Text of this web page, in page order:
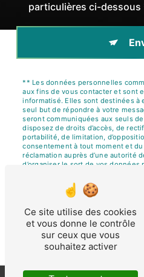
particulières ci-dessous
** Les données personnelles
aux fins de vous contacter et sont
informatisé. Elles sont destinées à
seul but de répondre à votre
seront communiquées aux seuls
disposez de droits d’accès, de
portabilité, de limitation,
consentement à tout moment et
réclamation auprès d’une autorité
d’organiser le sort de vos
exercer ces droits par voie postale
électronique à l'adresse . Un
demandé. Nous conservons vos
prise de contact puis pendant la
fins probatoires et de gestion des
de vous inscrire sur la liste
téléphonique, disponible à cette
Consultez le site cnil.fr pour plus
Ce site utilise des cookies
et vous donne le contrôle
sur ceux que vous
souhaitez activer